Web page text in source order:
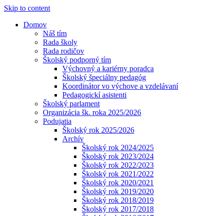
Skip to content
Domov
Náš tím
Rada školy
Rada rodičov
Školský podporný tím
Výchovný a kariérny poradca
Školský špeciálny pedagóg
Koordinátor vo výchove a vzdelávaní
Pedagogickí asistenti
Školský parlament
Organizácia šk. roka 2025/2026
Podujatia
Školský rok 2025/2026
Archív
Školský rok 2024/2025
Školský rok 2023/2024
Školský rok 2022/2023
Školský rok 2021/2022
Školský rok 2020/2021
Školský rok 2019/2020
Školský rok 2018/2019
Školský rok 2017/2018